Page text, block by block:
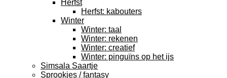
Herfst
Herfst: kabouters
Winter
Winter: taal
Winter: rekenen
Winter: creatief
Winter: pinguïns op het ijs
Simsala Saartje
Sprookjes / fantasy